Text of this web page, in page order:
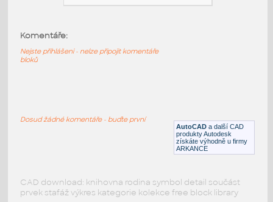
DWG
Nástroje, nářadí
AutoCAD a další CAD
produkty Autodesk
získáte výhodně u firmy
ARKANCE
Komentáře:
Nejste přihlášeni - nelze připojit komentáře
bloků
Dosud žádné komentáře - buďte první
CAD download: knihovna rodina symbol detail součást
prvek stafáž výkres kategorie kolekce free block library